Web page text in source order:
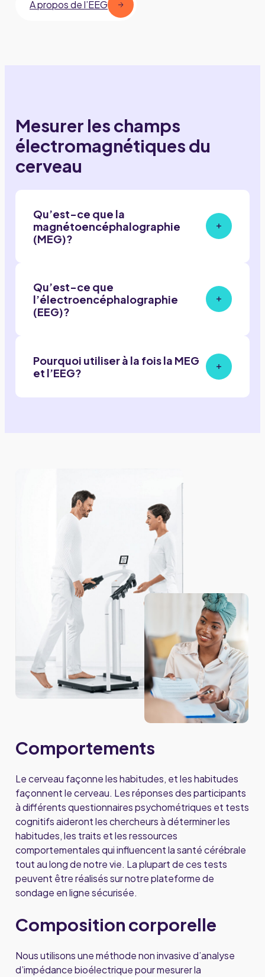
À propos de l’EEG
Mesurer les champs
électromagnétiques du
cerveau
Qu’est-ce que la
magnétoencéphalographie
(MEG)?
Qu’est-ce que
l’électroencéphalographie
(EEG)?
Pourquoi utiliser à la fois la MEG
et l’EEG?
Comportements
Le cerveau façonne les habitudes, et les habitudes
façonnent le cerveau. Les réponses des participants
à différents questionnaires psychométriques et tests
cognitifs aideront les chercheurs à déterminer les
habitudes, les traits et les ressources
comportementales qui influencent la santé cérébrale
tout au long de notre vie. La plupart de ces tests
peuvent être réalisés sur notre plateforme de
sondage en ligne sécurisée.
Composition corporelle
Nous utilisons une méthode non invasive d’analyse
d’impédance bioélectrique pour mesurer la